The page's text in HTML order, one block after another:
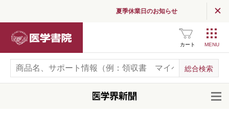
夏季休業日のお知らせ
カート